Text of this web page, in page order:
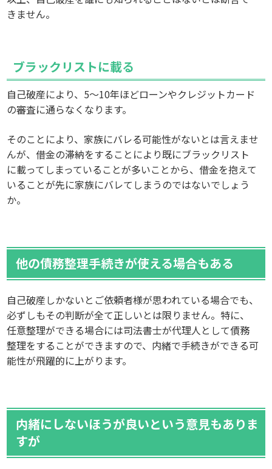
きません。
ブラックリストに載る
自己破産により、5～10年ほどローンやクレジットカード
の審査に通らなくなります。
そのことにより、家族にバレる可能性がないとは言えませ
んが、借金の滞納をすることにより既にブラックリスト
に載ってしまっていることが多いことから、借金を抱えて
いることが先に家族にバレてしまうのではないでしょう
か。
他の債務整理手続きが使える場合もある
自己破産しかないとご依頼者様が思われている場合でも、
必ずしもその判断が全て正しいとは限りません。特に、
任意整理ができる場合には司法書士が代理人として債務
整理をすることができますので、内緒で手続きができる可
能性が飛躍的に上がります。
内緒にしないほうが良いという意見もありま
すが